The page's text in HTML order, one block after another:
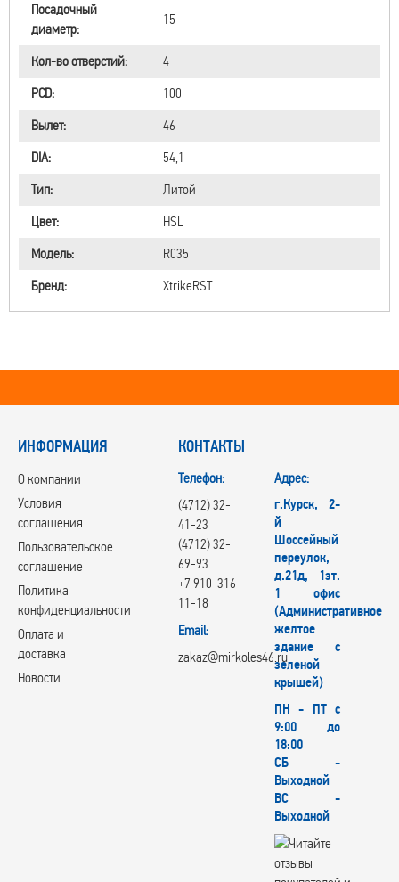
Посадочный
диаметр:
15
Кол-во отверстий:
4
PCD:
100
Вылет:
46
DIA:
54,1
Тип:
Литой
Цвет:
HSL
Модель:
R035
Бренд:
XtrikeRST
ИНФОРМАЦИЯ
О компании
Условия
соглашения
Пользовательское
соглашение
Политика
конфиденциальности
Оплата и
доставка
Новости
КОНТАКТЫ
Телефон:
(4712) 32-
41-23
(4712) 32-
69-93
+7 910-316-
11-18
Email:
zakaz@mirkoles46.ru
Адрес:
г.Курск, 2-
й
Шоссейный
переулок,
д.21д, 1эт.
1 офис
(Административное
желтое
здание с
зеленой
крышей)
ПН - ПТ с
9:00 до
18:00
СБ -
Выходной
ВС -
Выходной